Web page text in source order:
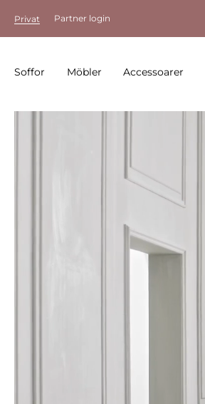
Privat Partner login
Soffor Möbler Accessoarer